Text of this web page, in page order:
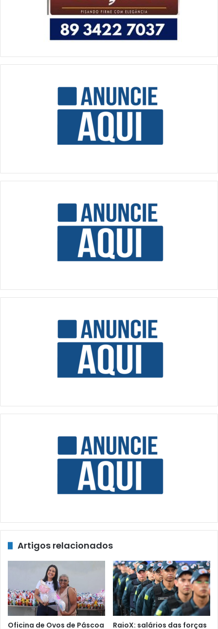
Artigos relacionados
Oficina de Ovos de Páscoa
RaioX: salários das forças